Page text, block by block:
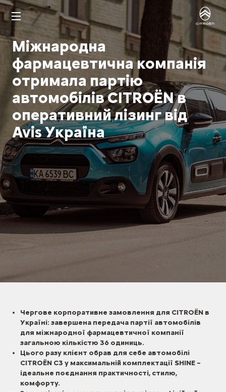
Міжнародна
фармацевтична компанія
отримала партію
автомобілів CITROЁN в
оперативний лізинг від
Avis Україна
Чергове корпоративне замовлення для CITROЁN в
Україні: завершена передача партії автомобілів
для міжнародної фармацевтичної компанії
загальною кількістю 36 одиниць.
Цього разу клієнт обрав для себе автомобілі
CITROЁN C3 у максимальній комплектації SHINE –
ідеальне поєднання практичності, стилю,
комфорту.